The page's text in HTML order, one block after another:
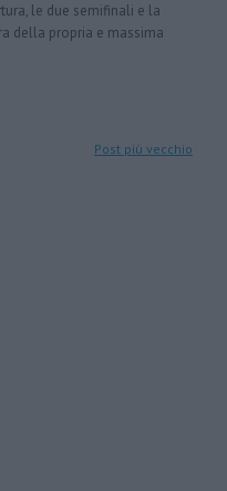
le due semifinali e la
della propria e massima
Post più vecchio